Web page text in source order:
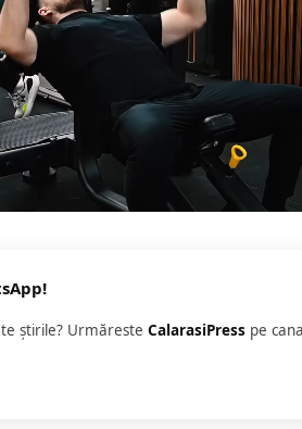
știrile? Urmăreste CalarasiPress pe